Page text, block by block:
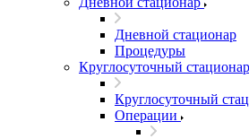
Дневной стационар
Процедуры
Круглосуточный стационар
Круглосуточный
Операции